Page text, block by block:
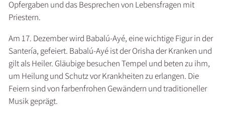
Opfergaben und das Besprechen von Lebensfragen mit
Priestern.
Am 17. Dezember wird Babalú-Ayé, eine wichtige Figur in der
Santería, gefeiert. Babalú-Ayé ist der Orisha der Kranken und
gilt als Heiler. Gläubige besuchen Tempel und beten zu ihm,
um Heilung und Schutz vor Krankheiten zu erlangen. Die
Feiern sind von farbenfrohen Gewändern und traditioneller
Musik geprägt.